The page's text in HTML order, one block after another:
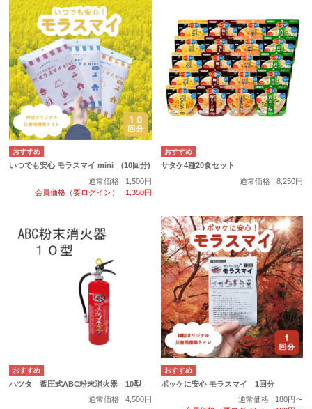
いつでも安心 モラスマイ mini (10回分)
通常価格
1,500円
会員価格（要ログイン）
1,350円
サタケ4種20食セット
通常価格
8,250円
ハツタ 蓄圧式ABC粉末消火器 10型
通常価格
4,500円
ポッケに安心 モラスマイ 1回分
通常価格
180円〜